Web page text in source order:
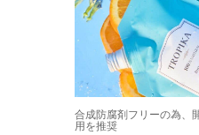
合成防腐剤フリーの為、
用を推奨